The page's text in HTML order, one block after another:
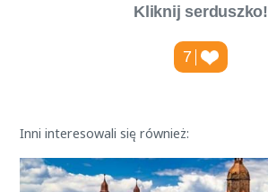
Kliknij serduszko!
7
Inni interesowali się również: